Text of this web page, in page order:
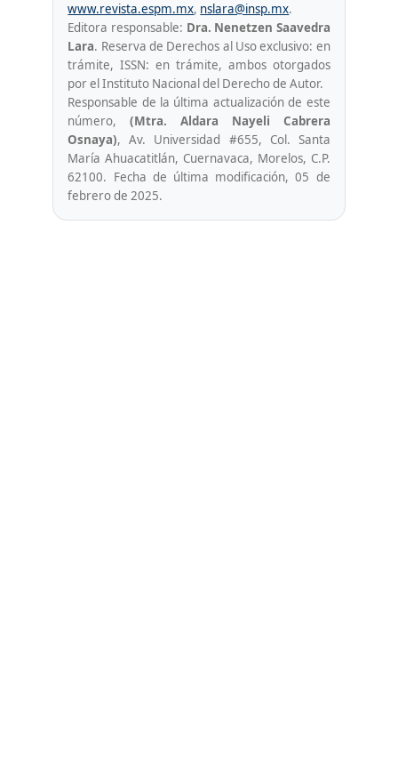
www.revista.espm.mx, nslara@insp.mx.
Editora responsable: Dra. Nenetzen Saavedra
Lara. Reserva de Derechos al Uso exclusivo: en
trámite, ISSN: en trámite, ambos otorgados
por el Instituto Nacional del Derecho de Autor.
Responsable de la última actualización de este
número,(Mtra. Aldara Nayeli Cabrera
Osnaya), Av. Universidad #655, Col. Santa
María Ahuacatitlán, Cuernavaca, Morelos, C.P.
62100. Fecha de última modificación, 05 de
febrero de 2025.